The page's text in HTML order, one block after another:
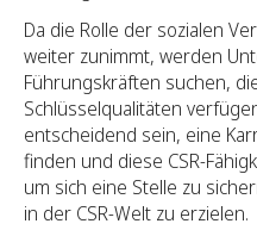
Da die Rolle der sozialen
weiter zunimmt, werden
Führungskräften suchen,
Schlüsselqualitäten
entscheidend sein, eine
finden und diese CSR-
um sich eine Stelle zu
in der CSR-Welt zu erzielen.